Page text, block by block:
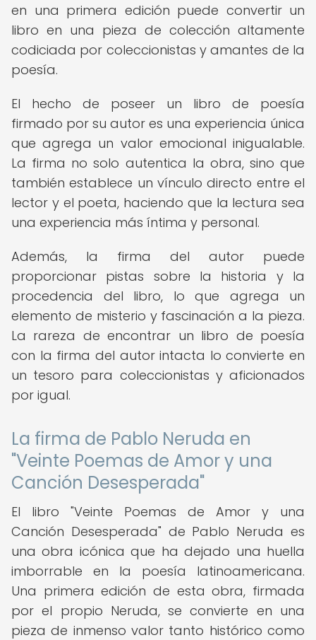
en una primera edición puede convertir un
libro en una pieza de colección altamente
codiciada por coleccionistas y amantes de la
poesía.
El hecho de poseer un libro de poesía
firmado por su autor es una experiencia única
que agrega un valor emocional inigualable.
La firma no solo autentica la obra, sino que
también establece un vínculo directo entre el
lector y el poeta, haciendo que la lectura sea
una experiencia más íntima y personal.
Además, la firma del autor puede
proporcionar pistas sobre la historia y la
procedencia del libro, lo que agrega un
elemento de misterio y fascinación a la pieza.
La rareza de encontrar un libro de poesía
con la firma del autor intacta lo convierte en
un tesoro para coleccionistas y aficionados
por igual.
La firma de Pablo Neruda en
"Veinte Poemas de Amor y una
Canción Desesperada"
El libro "Veinte Poemas de Amor y una
Canción Desesperada" de Pablo Neruda es
una obra icónica que ha dejado una huella
imborrable en la poesía latinoamericana.
Una primera edición de esta obra, firmada
por el propio Neruda, se convierte en una
pieza de inmenso valor tanto histórico como